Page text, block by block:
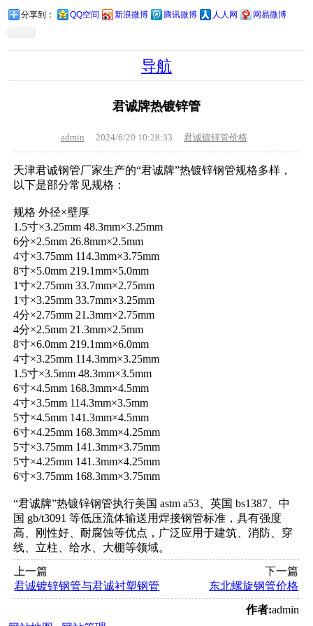
分享到： QQ空间 新浪微博 腾讯微博 人人网 网易微博
导航
君诚牌热镀锌管
admin 2024/6/20 10:28:33 君诚镀锌管价格
天津君诚钢管厂家生产的“君诚牌”热镀锌钢管规格多样，
以下是部分常见规格：
规格 外径×壁厚
1.5寸×3.25mm 48.3mm×3.25mm
6分×2.5mm 26.8mm×2.5mm
4寸×3.75mm 114.3mm×3.75mm
8寸×5.0mm 219.1mm×5.0mm
1寸×2.75mm 33.7mm×2.75mm
1寸×3.25mm 33.7mm×3.25mm
4分×2.75mm 21.3mm×2.75mm
4分×2.5mm 21.3mm×2.5mm
8寸×6.0mm 219.1mm×6.0mm
4寸×3.25mm 114.3mm×3.25mm
1.5寸×3.5mm 48.3mm×3.5mm
6寸×4.5mm 168.3mm×4.5mm
4寸×3.5mm 114.3mm×3.5mm
5寸×4.5mm 141.3mm×4.5mm
6寸×4.25mm 168.3mm×4.25mm
5寸×3.75mm 141.3mm×3.75mm
5寸×4.25mm 141.3mm×4.25mm
6寸×3.75mm 168.3mm×3.75mm
“君诚牌”热镀锌钢管执行美国 astm a53、英国 bs1387、中
国 gb/t3091 等低压流体输送用焊接钢管标准，具有强度
高、刚性好、耐腐蚀等优点，广泛应用于建筑、消防、穿
线、立柱、给水、大棚等领域。
上一篇
君诚镀锌钢管与君诚衬塑钢管
下一篇
东北螺旋钢管价格
作者:admin